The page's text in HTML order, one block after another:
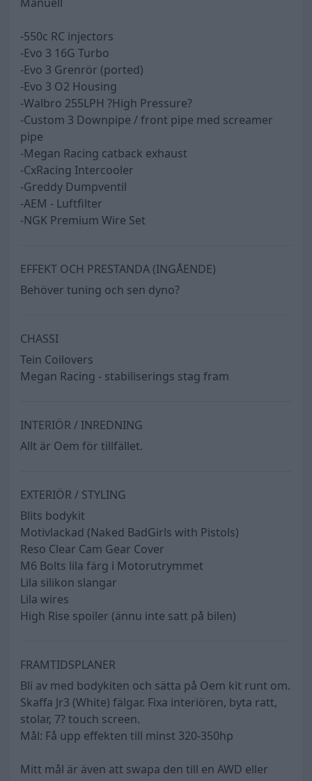
Manuell
-550c RC injectors
-Evo 3 16G Turbo
-Evo 3 Grenrör (ported)
-Evo 3 O2 Housing
-Walbro 255LPH ?High Pressure?
-Custom 3 Downpipe / front pipe med screamer
pipe
-Megan Racing catback exhaust
-CxRacing Intercooler
-Greddy Dumpventil
-AEM - Luftfilter
-NGK Premium Wire Set
EFFEKT OCH PRESTANDA (INGÅENDE)
Behöver tuning och sen dyno?
CHASSI
Tein Coilovers
Megan Racing - stabiliserings stag fram
INTERIÖR / INREDNING
Allt är Oem för tillfället.
EXTERIÖR / STYLING
Blits bodykit
Motivlackad (Naked BadGirls with Pistols)
Reso Clear Cam Gear Cover
M6 Bolts lila färg i Motorutrymmet
Lila silikon slangar
Lila wires
High Rise spoiler (ännu inte satt på bilen)
FRAMTIDSPLANER
Bli av med bodykiten och sätta på Oem kit runt om.
Skaffa Jr3 (White) fälgar. Fixa interiören, byta ratt,
stolar, 7? touch screen.
Mål: Få upp effekten till minst 320-350hp
Mitt mål är även att swapa den till en AWD eller